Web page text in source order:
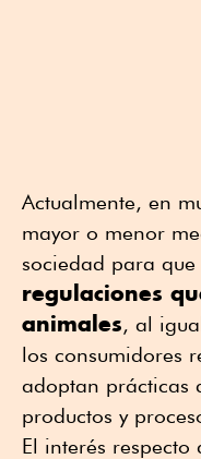
Actualmente, en
mayor o menor
sociedad para que
regulaciones
animales, al
los consumidores
adoptan prácticas
productos y
El interés respecto